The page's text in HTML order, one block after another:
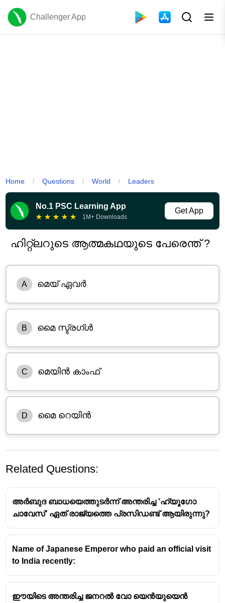
Challenger App
Home / Questions / World / Leaders
No.1 PSC Learning App
★ ★ ★ ★ ★ 1M+ Downloads
Get App
ഹിറ്റ്ലറുടെ ആത്മകഥയുടെ പേരെന്ത് ?
A മെയ് ഏവർ
B മൈ സ്ട്രഗ്ൾ
C മെയിൻ കാംഫ്
D മൈ റെയിൻ
Related Questions:
അർബുദ ബാധയെത്തുടർന്ന് അന്തരിച്ച 'ഹ്യൂഗോ
ചാവേസ്' ഏത് രാജ്യത്തെ പ്രസിഡണ്ട് ആയിരുന്നു?
Name of Japanese Emperor who paid an official visit
to India recently:
ഈയിടെ അന്തരിച്ച ജനറൽ വോ യെൻയുയെൻ